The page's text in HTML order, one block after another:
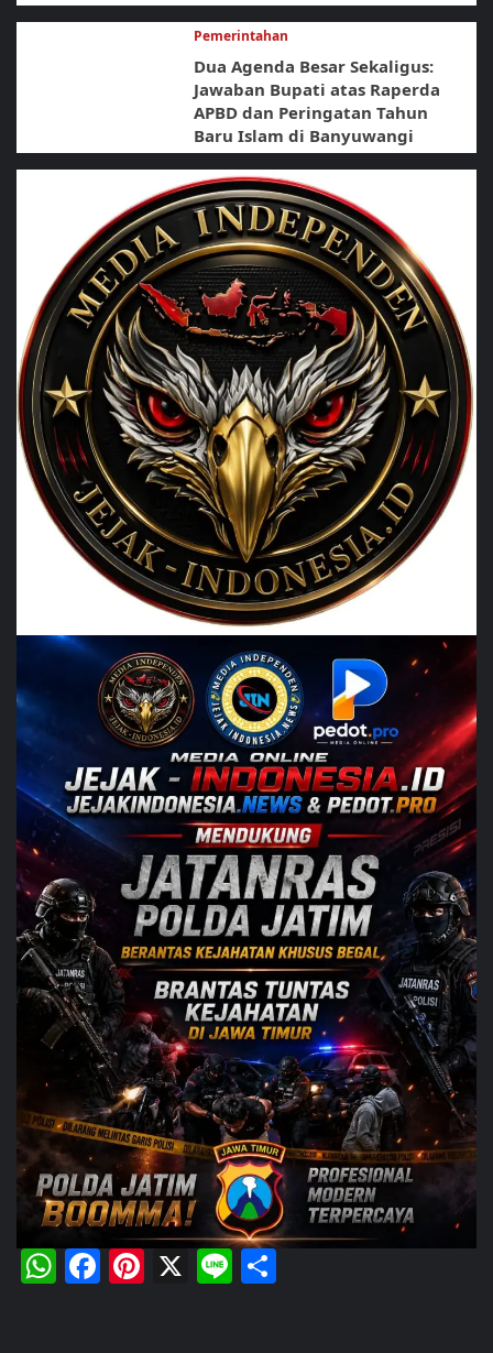
Pemerintahan
Dua Agenda Besar Sekaligus:
Jawaban Bupati atas Raperda
APBD dan Peringatan Tahun
Baru Islam di Banyuwangi
WhatsApp
Facebook
Pinterest
X Line